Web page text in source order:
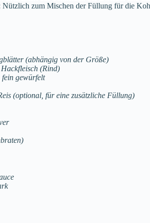
Nützlich zum Mischen der Füllung für die
(abhängig von der Größe)
(Rind)
fein gewürfelt
(optional, für eine zusätzliche Füllung)